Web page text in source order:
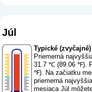
Júl
Typické
Priemerná
31.7 ℃ (89.06 ℉).
℉). Na začiatku
priemerná
mesiaca Júl